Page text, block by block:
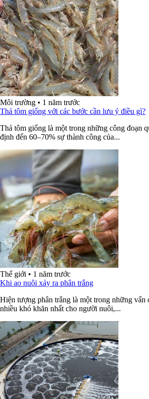
Môi trường • 1 năm trước
Thả tôm giống với các bước cần lưu ý điều gì?
Thả tôm giống là một trong những công đoạn
định đến 60–70% sự thành công của...
Thế giới • 1 năm trước
Khi ao nuôi xảy ra phân trắng
Hiện tượng phân trắng là một trong những vấn
nhiều khó khăn nhất cho người nuôi,...